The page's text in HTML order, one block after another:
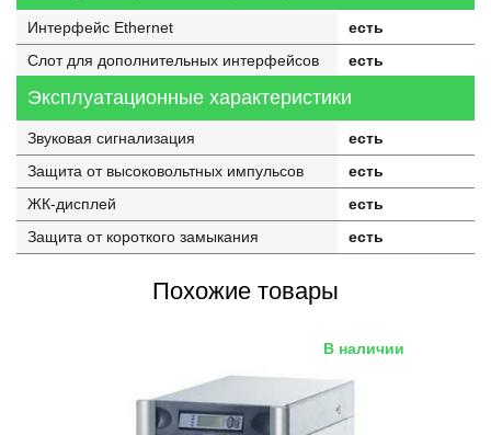
Интерфейс Ethernet
есть
Слот для дополнительных интерфейсов
есть
Эксплуатационные характеристики
Звуковая сигнализация
есть
Защита от высоковольтных импульсов
есть
ЖК-дисплей
есть
Защита от короткого замыкания
есть
Похожие товары
В наличии